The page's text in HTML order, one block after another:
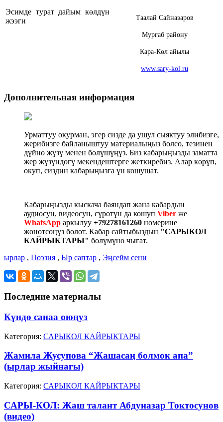
Эсимде турат дайым көлдүн
жээги
Таалай Сайназаров
Мургаб району
Кара-Көл айылы
www.sary-kol.ru
Дополнительная информация
Урматтуу окурман, эгер сизде да ушул сыяктуу элибизге,
жерибизге байланыштуу материалыңыз болсо, тезинен
дүйнө жүзү менен бөлүшүңүз. Биз кабарыңызды заматта
жер жүзүндөгү мекендештерге жеткиребиз. Алар көрүп,
окуп, сиздин кабарыңызга үн кошушат.
Кабарыңызды кыскача баяндап жана кабардын
аудиосун, видеосун, сүрөтүн да кошуп Viber же
WhatsApp аркылуу +79278161260 номерине
жөнөтсөӊүз болот. Кабар сайтыбыздын "САРЫКОЛ
КАЙРЫКТАРЫ" бөлүмүнө чыгат.
ырлар , Поэзия , Ыр саптар , Эңсейм сени
Последние материалы
Күндө санаа оюңуз
Категория: САРЫКОЛ КАЙРЫКТАРЫ
Жамила Жусупова “Жашасаң болмок апа”
(ырлар жыйнагы)
Категория: САРЫКОЛ КАЙРЫКТАРЫ
САРЫ-КОЛ: Жаш талант Абдуназар Токтосунов
(видео)